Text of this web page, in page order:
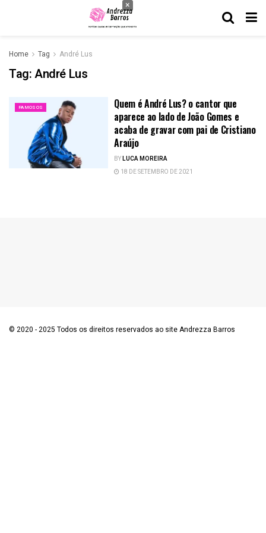
Home Tag André Lus
Tag:André Lus
FAMOSOS
Quem é André Lus? o cantor que
aparece ao lado de João Gomes e
acaba de gravar com pai de Cristiano
Araújo
BYLUCA MOREIRA
18 DE SETEMBRO DE 2021
© 2020 - 2025 Todos os direitos reservados ao site Andrezza Barros
×